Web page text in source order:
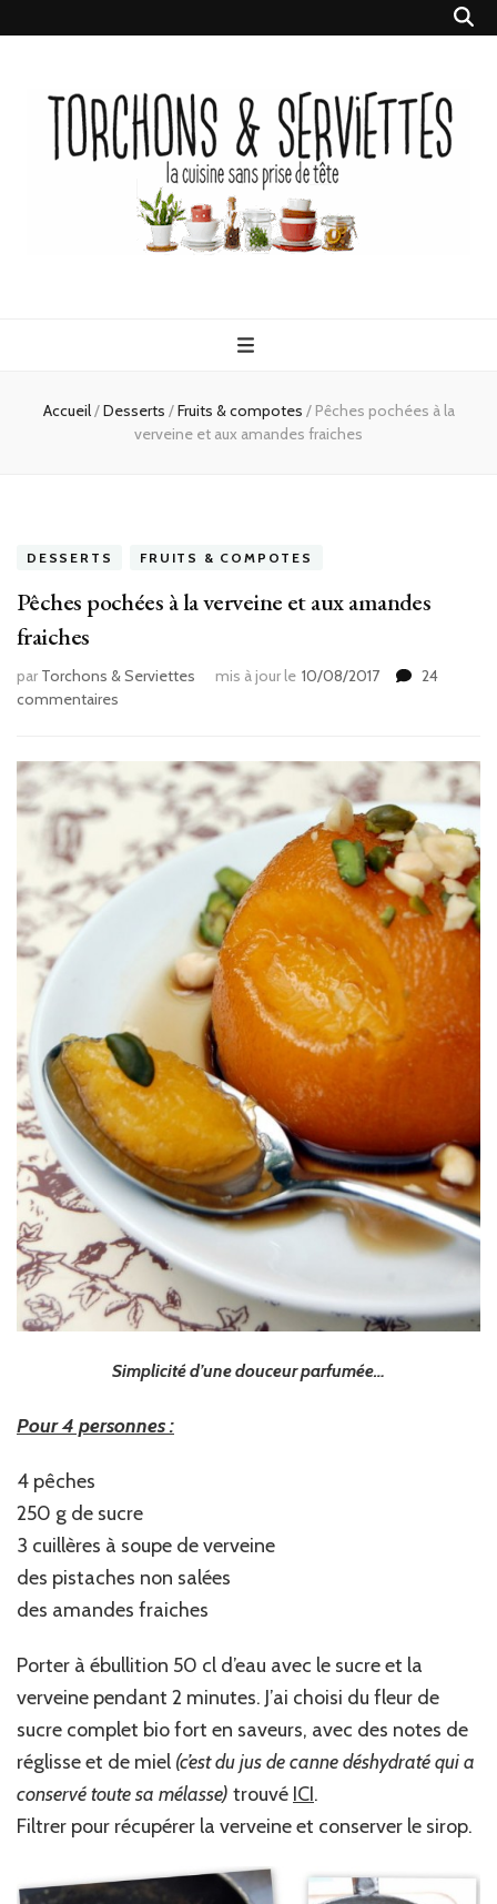
Serviettes
Accueil/Desserts /Fruits & compotes / Pêches pochées à la
verveine et aux amandes fraiches
DESSERTS FRUITS & COMPOTES
Pêches pochées à la verveine et aux amandes
fraiches
par Torchons & Serviettes mis à jour le 10/08/2017
24
commentaires
à
la
verveine
et
aux
amandes
Simplicité d’une douceur parfumée…
Pour 4 personnes :
4 pêches
250 g de sucre
3 cuillères à soupe de verveine
des pistaches non salées
des amandes fraiches
Porter à ébullition 50 cl d’eau avec le sucre et la
verveine pendant 2 minutes. J’ai choisi du fleur de
sucre complet bio fort en saveurs, avec des notes de
réglisse et de miel (c’est du jus de canne déshydraté qui a
conservé toute sa mélasse) trouvé ICI.
Filtrer pour récupérer la verveine et conserver le sirop.